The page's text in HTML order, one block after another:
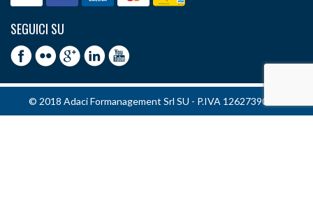
SEGUICI SU
© 2018 Adaci Formanagement Srl SU - P.IVA 12627390151